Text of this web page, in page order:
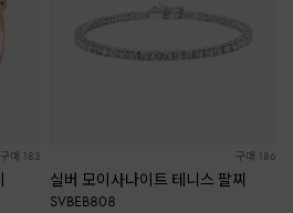
구매 183 구매 186
실버 모이사나이트 테니스 팔찌
SVBEB808